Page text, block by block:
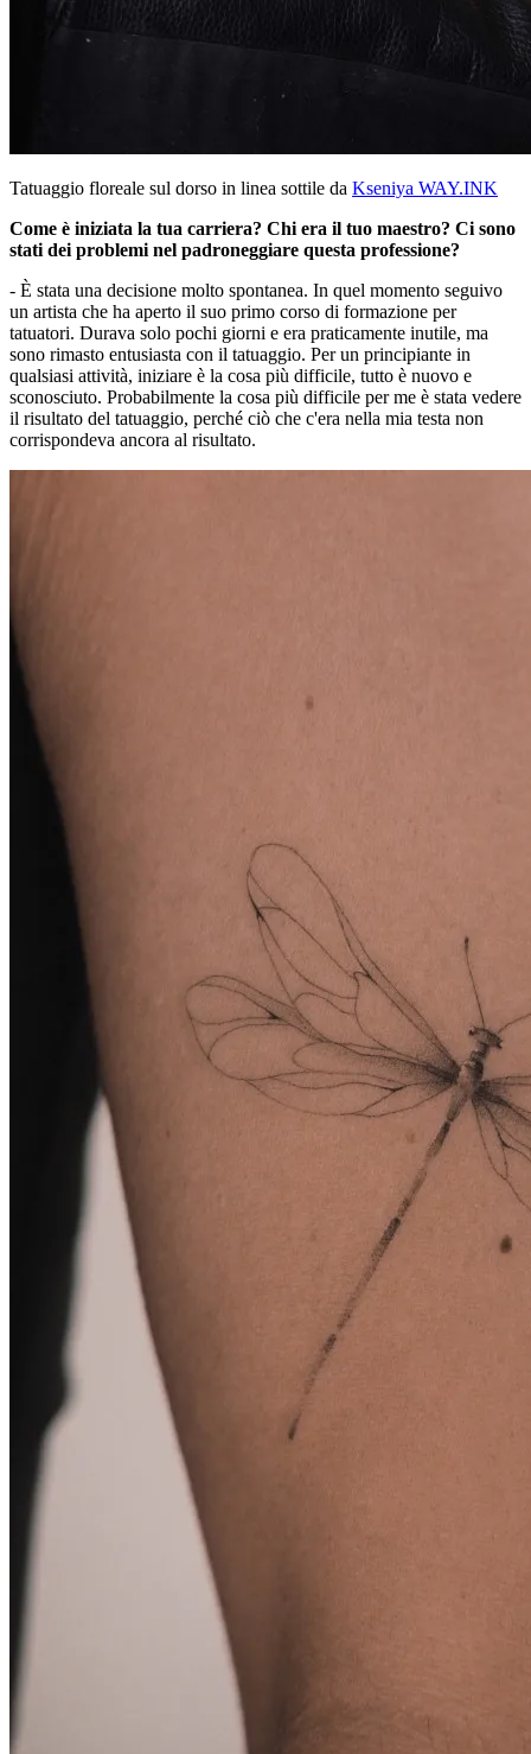
Tatuaggio floreale sul dorso in linea sottile da Kseniya WAY.INK
Come è iniziata la tua carriera? Chi era il tuo maestro? Ci sono
stati dei problemi nel padroneggiare questa professione?
- È stata una decisione molto spontanea. In quel momento seguivo
un artista che ha aperto il suo primo corso di formazione per
tatuatori. Durava solo pochi giorni e era praticamente inutile, ma
sono rimasto entusiasta con il tatuaggio. Per un principiante in
qualsiasi attività, iniziare è la cosa più difficile, tutto è nuovo e
sconosciuto. Probabilmente la cosa più difficile per me è stata vedere
il risultato del tatuaggio, perché ciò che c'era nella mia testa non
corrispondeva ancora al risultato.